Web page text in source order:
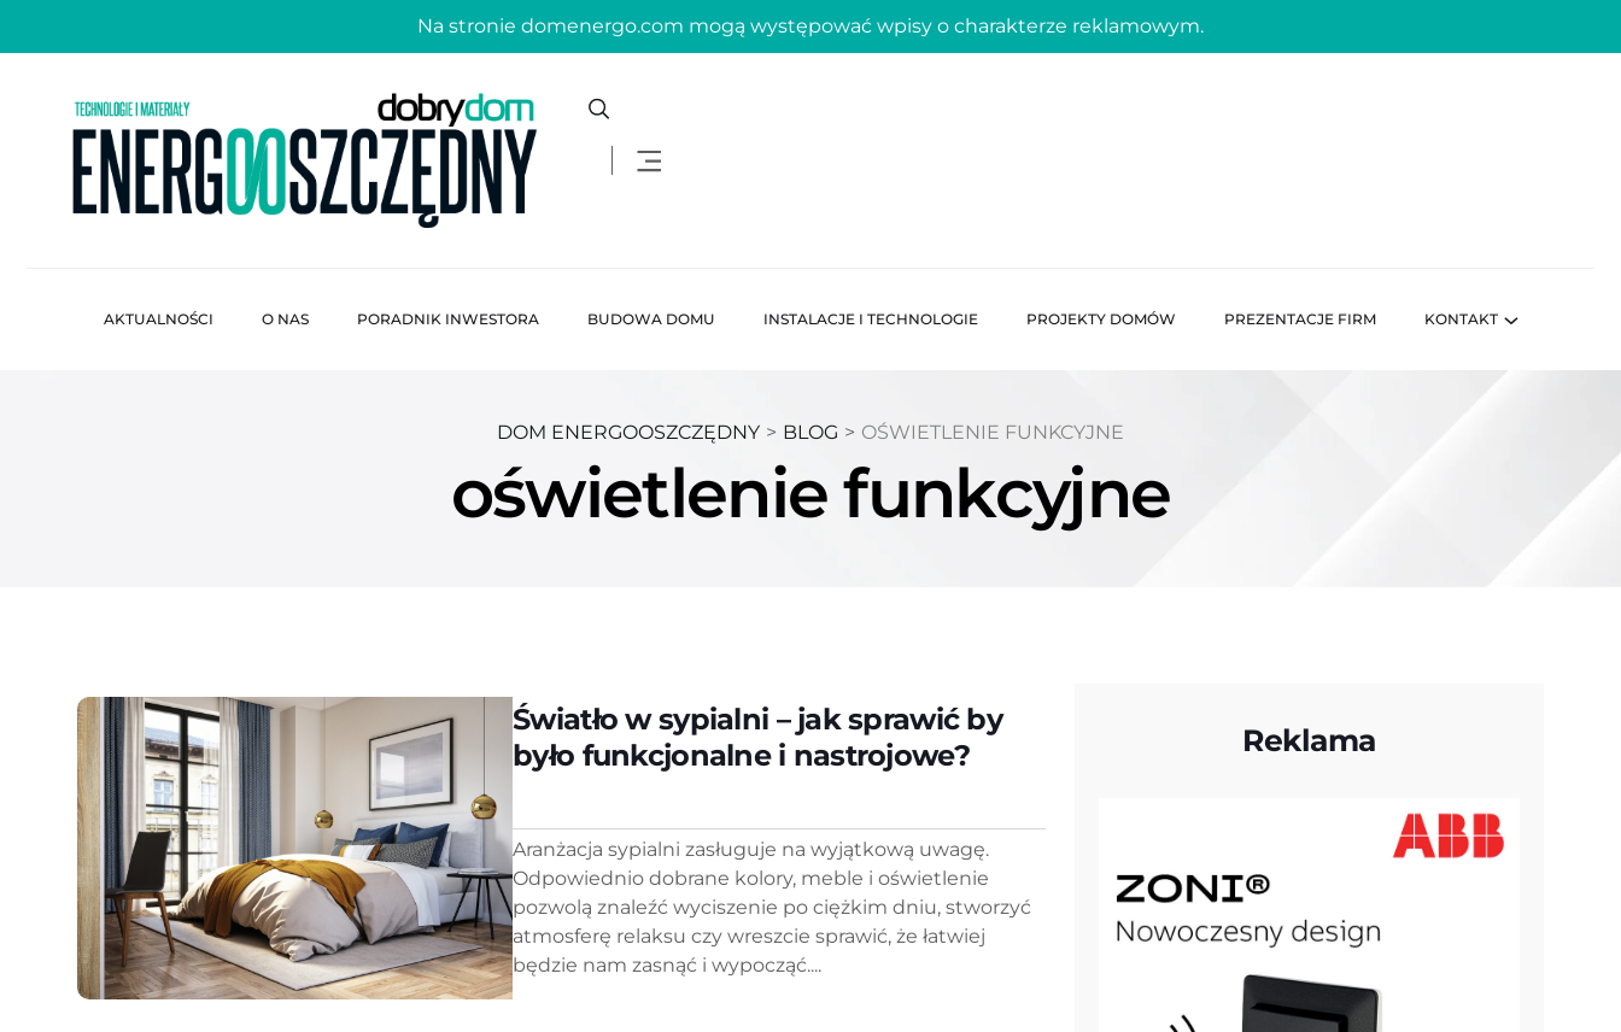
Na stronie domenergo.com mogą występować wpisy o charakterze reklamowym.
AKTUALNOŚCI O NAS PORADNIK INWESTORA BUDOWA DOMU INSTALACJE I TECHNOLOGIE PROJEKTY DOMÓW PREZENTACJE FIRM KONTAKT
DOM ENERGOOSZCZĘDNY > BLOG > OŚWIETLENIE FUNKCYJNE
oświetlenie funkcyjne
Światło w sypialni – jak sprawić by
było funkcjonalne i nastrojowe?
Aranżacja sypialni zasługuje na wyjątkową uwagę.
Odpowiednio dobrane kolory, meble i oświetlenie
pozwolą znaleźć wyciszenie po ciężkim dniu, stworzyć
atmosferę relaksu czy wreszcie sprawić, że łatwiej
będzie nam zasnąć i wypocząć....
Reklama